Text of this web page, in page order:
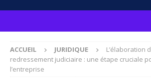
ACCUEIL JURIDIQUE
L’élaboration
redressement judiciaire : une étape cruciale
l’entreprise